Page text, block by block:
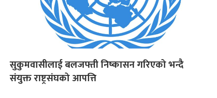
सुकुमवासीलाई बलजफ्ती निष्कासन गरिएको भन्दै
संयुक्त राष्ट्रसंघको आपत्ति